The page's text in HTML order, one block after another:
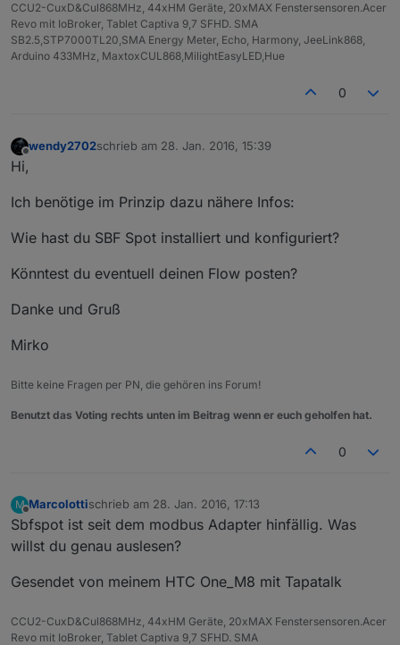
CCU2-CuxD&Cul868MHz, 44xHM Geräte, 20xMAX Fenstersensoren.Acer
Revo mit IoBroker, Tablet Captiva 9,7 SFHD. SMA
SB2.5,STP7000TL20,SMA Energy Meter, Echo, Harmony, JeeLink868,
Arduino 433MHz, MaxtoxCUL868,MilightEasyLED,Hue
0
Offline
wendy2702schrieb am 28. Jan. 2016, 15:39
zuletzt editiert von
Hi,
Ich benötige im Prinzip dazu nähere Infos:
Wie hast du SBF Spot installiert und konfiguriert?
Könntest du eventuell deinen Flow posten?
Danke und Gruß
Mirko
Bitte keine Fragen per PN, die gehören ins Forum!
Benutzt das Voting rechts unten im Beitrag wenn er euch geholfen hat.
0
M
Offline
Marcolottischrieb am 28. Jan. 2016, 17:13
zuletzt editiert von
Sbfspot ist seit dem modbus Adapter hinfällig. Was
willst du genau auslesen?
Gesendet von meinem HTC One_M8 mit Tapatalk
CCU2-CuxD&Cul868MHz, 44xHM Geräte, 20xMAX Fenstersensoren.Acer
Revo mit IoBroker, Tablet Captiva 9,7 SFHD. SMA